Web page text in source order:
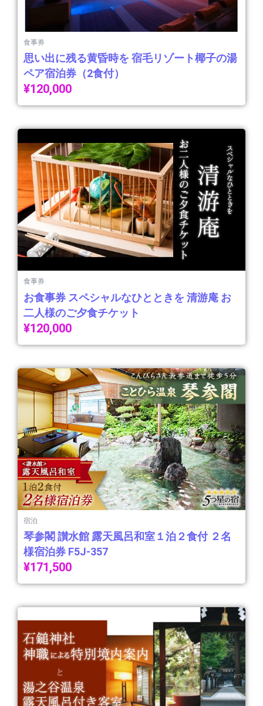
食事券
思い出に残る黄昏時を 宿毛リゾート椰子の湯
ペア宿泊券（2食付）
¥120,000
食事券
お食事券 スペシャルなひとときを 清游庵 お
二人様のご夕食チケット
¥120,000
宿泊
琴参閣 讃水館 露天風呂和室１泊２食付 ２名
様宿泊券 F5J-357
¥171,500